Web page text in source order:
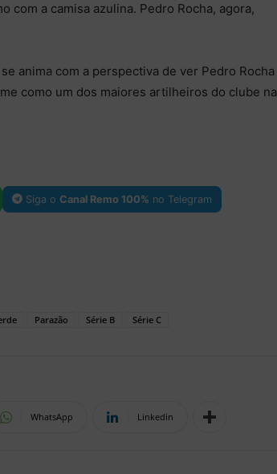
com a camisa azulina. Pedro Rocha, agora,
anima com a perspectiva de ver Pedro Rocha
como um dos maiores artilheiros do clube na
Siga o Canal Remo 100% no Telegram
Parazão Série B Série C
WhatsApp Linkedin